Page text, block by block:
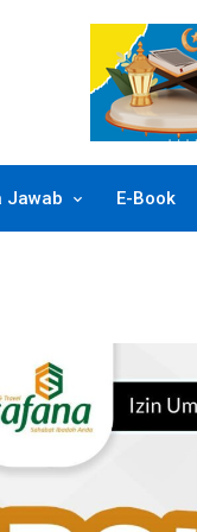
Jawab E-Book